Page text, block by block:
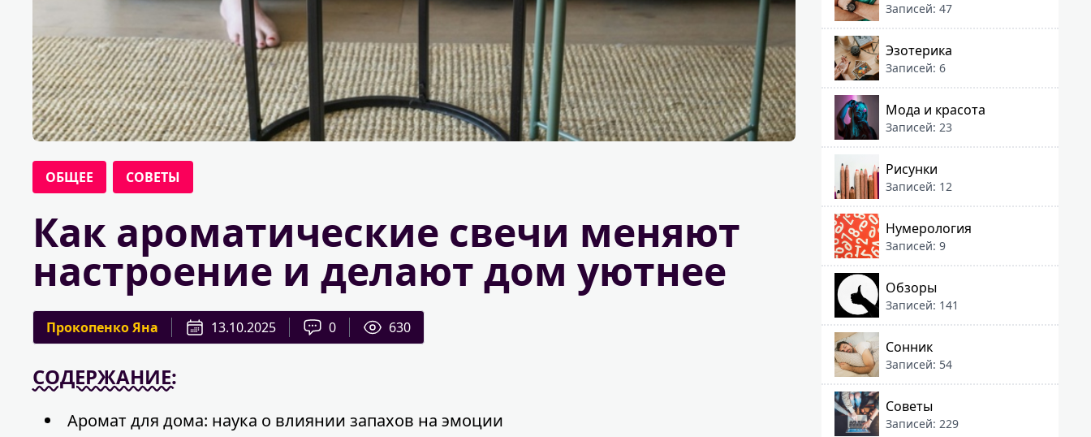
ОБЩЕЕ СОВЕТЫ
Как ароматические свечи меняют
настроение и делают дом уютнее
Прокопенко Яна 13.10.2025 0 630
СОДЕРЖАНИЕ:
Аромат для дома: наука о влиянии запахов на эмоции
Записей: 47
Эзотерика
Записей: 6
Мода и красота
Записей: 23
Рисунки
Записей: 12
Нумерология
Записей: 9
Обзоры
Записей: 141
Сонник
Записей: 54
Советы
Записей: 229